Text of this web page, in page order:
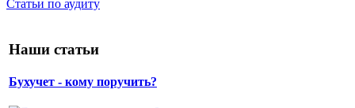
Статьи по аудиту
Наши статьи
Бухучет - кому поручить?